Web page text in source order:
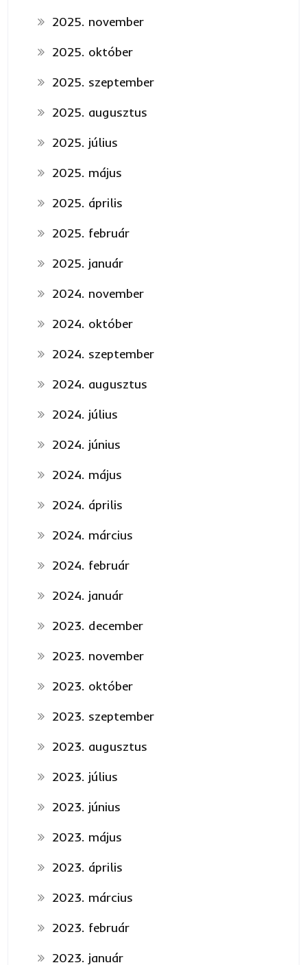
2025. november
2025. október
2025. szeptember
2025. augusztus
2025. július
2025. május
2025. április
2025. február
2025. január
2024. november
2024. október
2024. szeptember
2024. augusztus
2024. július
2024. június
2024. május
2024. április
2024. március
2024. február
2024. január
2023. december
2023. november
2023. október
2023. szeptember
2023. augusztus
2023. július
2023. június
2023. május
2023. április
2023. március
2023. február
2023. január